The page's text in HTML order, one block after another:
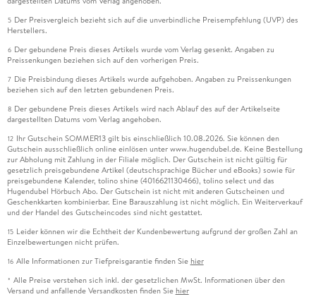
5 Der Preisvergleich bezieht sich auf die unverbindliche Preisempfehlung (UVP) des
Herstellers.
6 Der gebundene Preis dieses Artikels wurde vom Verlag gesenkt. Angaben zu
Preissenkungen beziehen sich auf den vorherigen Preis.
7 Die Preisbindung dieses Artikels wurde aufgehoben. Angaben zu Preissenkungen
beziehen sich auf den letzten gebundenen Preis.
8 Der gebundene Preis dieses Artikels wird nach Ablauf des auf der Artikelseite
dargestellten Datums vom Verlag angehoben.
12 Ihr Gutschein SOMMER13 gilt bis einschließlich 10.08.2026. Sie können den
Gutschein ausschließlich online einlösen unter www.hugendubel.de. Keine Bestellung
zur Abholung mit Zahlung in der Filiale möglich. Der Gutschein ist nicht gültig für
gesetzlich preisgebundene Artikel (deutschsprachige Bücher und eBooks) sowie für
preisgebundene Kalender, tolino shine (4016621130466), tolino select und das
Hugendubel Hörbuch Abo. Der Gutschein ist nicht mit anderen Gutscheinen und
Geschenkkarten kombinierbar. Eine Barauszahlung ist nicht möglich. Ein Weiterverkauf
und der Handel des Gutscheincodes sind nicht gestattet.
15 Leider können wir die Echtheit der Kundenbewertung aufgrund der großen Zahl an
Einzelbewertungen nicht prüfen.
16 Alle Informationen zur Tiefpreisgarantie finden Sie hier
* Alle Preise verstehen sich inkl. der gesetzlichen MwSt. Informationen über den
Versand und anfallende Versandkosten finden Sie hier